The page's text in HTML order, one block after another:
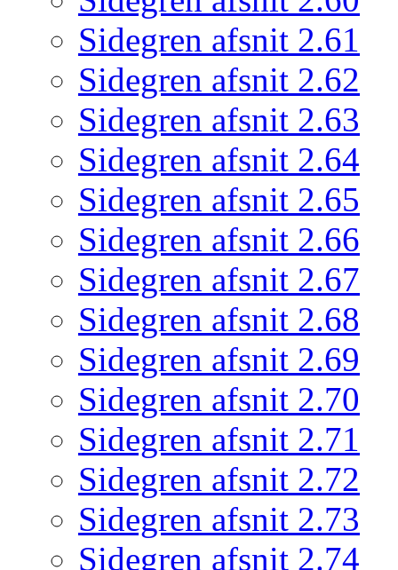
Sidegren afsnit 2.61
Sidegren afsnit 2.62
Sidegren afsnit 2.63
Sidegren afsnit 2.64
Sidegren afsnit 2.65
Sidegren afsnit 2.66
Sidegren afsnit 2.67
Sidegren afsnit 2.68
Sidegren afsnit 2.69
Sidegren afsnit 2.70
Sidegren afsnit 2.71
Sidegren afsnit 2.72
Sidegren afsnit 2.73
Sidegren afsnit 2.74